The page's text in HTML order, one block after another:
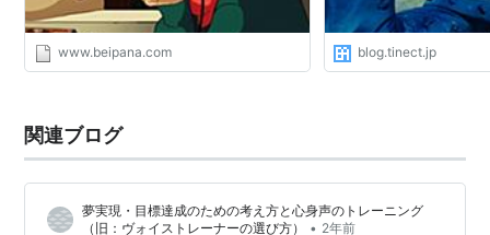
www.beipana.com blog.tinect.jp
関連ブログ
夢実現・目標達成のための考え方と心身声のトレーニング
（旧：ヴォイストレーナーの選び方）
• 2年前